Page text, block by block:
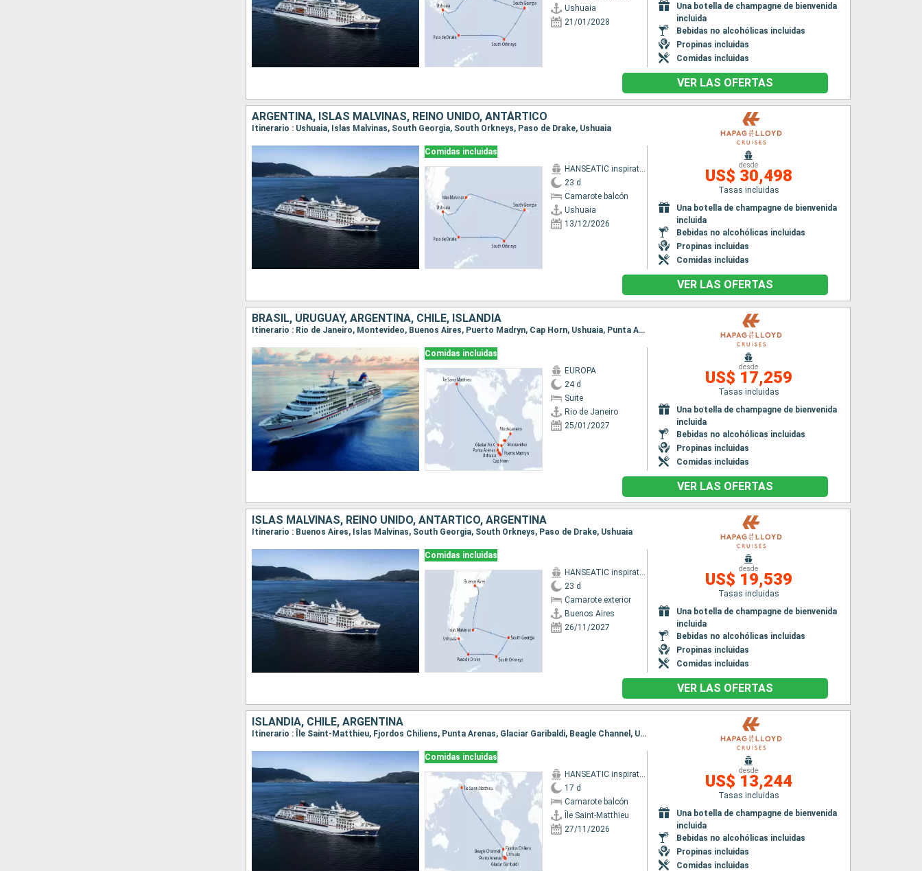
Ushuaia
21/01/2028
Una botella de champagne de bienvenida
incluida
Bebidas no alcohólicas incluidas
Propinas incluidas
Comidas incluidas
VER LAS OFERTAS
ARGENTINA, ISLAS MALVINAS, REINO UNIDO, ANTÁRTICO
Itinerario : Ushuaia, Islas Malvinas, South Georgia, South Orkneys, Paso de Drake, Ushuaia
Comidas incluidas
HANSEATIC inspiration
23 d
Camarote balcón
Ushuaia
13/12/2026
desde
US$ 30,498
Tasas incluidas
Una botella de champagne de bienvenida
incluida
Bebidas no alcohólicas incluidas
Propinas incluidas
Comidas incluidas
VER LAS OFERTAS
BRASIL, URUGUAY, ARGENTINA, CHILE, ISLANDIA
Itinerario : Rio de Janeiro, Montevideo, Buenos Aires, Puerto Madryn, Cap Horn, Ushuaia, Punta Arenas, Glaciar Pio X, Puerto Montt, Île Saint-Matthieu
Comidas incluidas
EUROPA
24 d
Suite
Rio de Janeiro
25/01/2027
desde
US$ 17,259
Tasas incluidas
Una botella de champagne de bienvenida
incluida
Bebidas no alcohólicas incluidas
Propinas incluidas
Comidas incluidas
VER LAS OFERTAS
ISLAS MALVINAS, REINO UNIDO, ANTÁRTICO, ARGENTINA
Itinerario : Buenos Aires, Islas Malvinas, South Georgia, South Orkneys, Paso de Drake, Ushuaia
Comidas incluidas
HANSEATIC inspiration
23 d
Camarote exterior
Buenos Aires
26/11/2027
desde
US$ 19,539
Tasas incluidas
Una botella de champagne de bienvenida
incluida
Bebidas no alcohólicas incluidas
Propinas incluidas
Comidas incluidas
VER LAS OFERTAS
ISLANDIA, CHILE, ARGENTINA
Itinerario : Île Saint-Matthieu, Fjordos Chiliens, Punta Arenas, Glaciar Garibaldi, Beagle Channel, Ushuaia
Comidas incluidas
HANSEATIC inspiration
17 d
Camarote balcón
Île Saint-Matthieu
27/11/2026
desde
US$ 13,244
Tasas incluidas
Una botella de champagne de bienvenida
incluida
Bebidas no alcohólicas incluidas
Propinas incluidas
Comidas incluidas